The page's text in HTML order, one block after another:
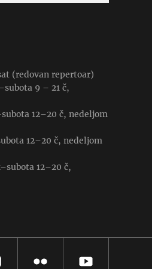
(redovan repertoar)
9 – 21 č,
12–20 č, nedeljom
12–20 č, nedeljom
12–20 č,